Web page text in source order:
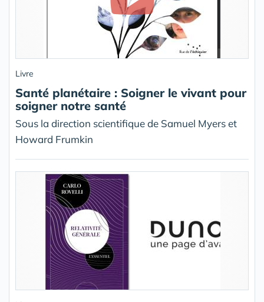
Livre
Santé planétaire : Soigner le vivant pour
soigner notre santé
Sous la direction scientifique de Samuel Myers et
Howard Frumkin